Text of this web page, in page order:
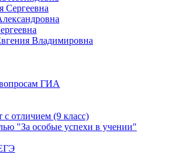
Сергеевна
Владимировна
ГИА
с отличием (9 класс)
"За особые успехи в учении"